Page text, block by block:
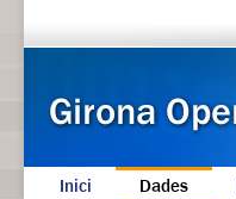
Inici Dades